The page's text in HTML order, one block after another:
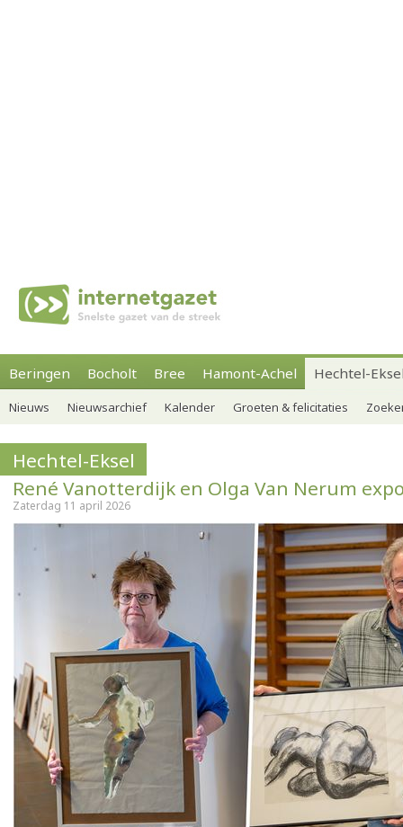
Beringen Bocholt Bree Hamont-Achel Hechtel-
Nieuws Nieuwsarchief Kalender Groeten & felicitaties
Hechtel-Eksel
René Vanotterdijk en Olga Van Nerum
Zaterdag 11 april 2026